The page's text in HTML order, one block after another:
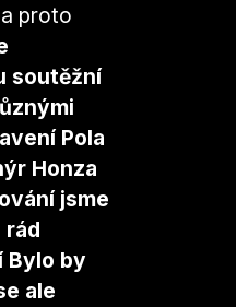
proto
soutěžní
Pola
Honza
jsme
rád
Bylo by
ale